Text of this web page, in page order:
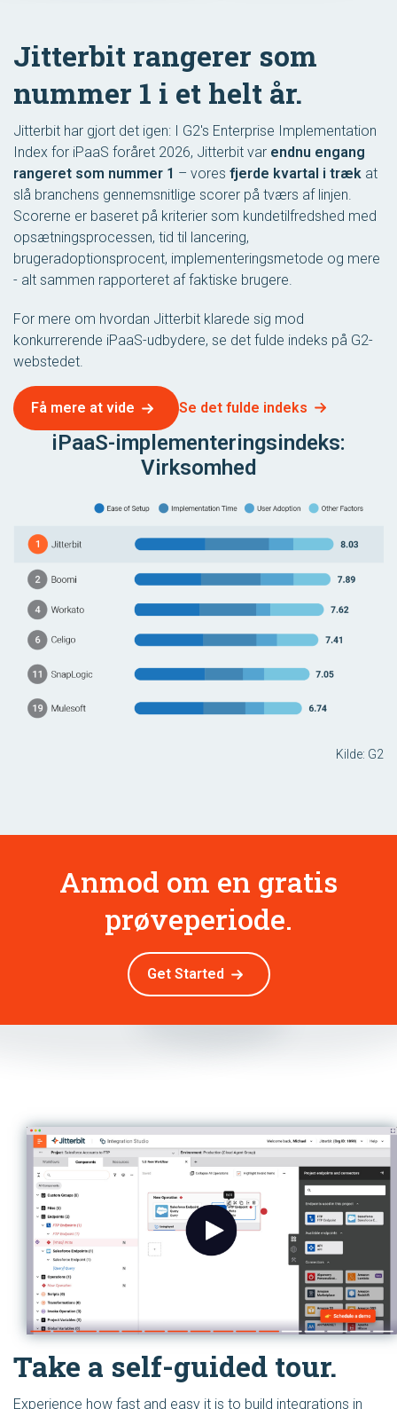
Jitterbit rangerer som
nummer 1 i et helt år.
Jitterbit har gjort det igen: I G2's Enterprise Implementation
Index for iPaaS foråret 2026, Jitterbit var endnu engang
rangeret som nummer 1 – vores fjerde kvartal i træk at
slå branchens gennemsnitlige scorer på tværs af linjen.
Scorerne er baseret på kriterier som kundetilfredshed med
opsætningsprocessen, tid til lancering,
brugeradoptionsprocent, implementeringsmetode og mere
- alt sammen rapporteret af faktiske brugere.
For mere om hvordan Jitterbit klarede sig mod
konkurrerende iPaaS-udbydere, se det fulde indeks på G2-
webstedet.
Få mere at vide Se det fulde indeks
iPaaS-implementeringsindeks:
Virksomhed
Kilde: G2
Anmod om en gratis
prøveperiode.
Get Started
Take a self-guided tour.
Experience how fast and easy it is to build integrations in